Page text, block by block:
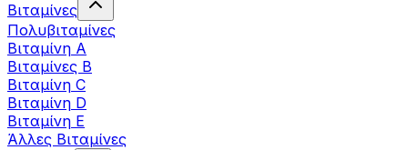
Βιταμίνες
Πολυβιταμίνες
Βιταμίνη Α
Βιταμίνες Β
Βιταμίνη C
Βιταμίνη D
Βιταμίνη Ε
Άλλες Βιταμίνες